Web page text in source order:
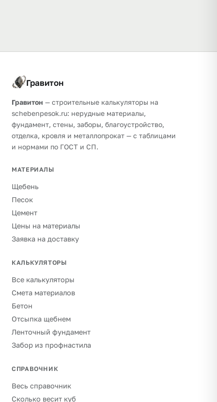
Гравитон
Гравитон — строительные калькуляторы на
schebenpesok.ru: нерудные материалы,
фундамент, стены, заборы, благоустройство,
отделка, кровля и металлопрокат — с таблицами
и нормами по ГОСТ и СП.
МАТЕРИАЛЫ
Щебень
Песок
Цемент
Цены на материалы
Заявка на доставку
КАЛЬКУЛЯТОРЫ
Все калькуляторы
Смета материалов
Бетон
Отсыпка щебнем
Ленточный фундамент
Забор из профнастила
СПРАВОЧНИК
Весь справочник
Сколько весит куб